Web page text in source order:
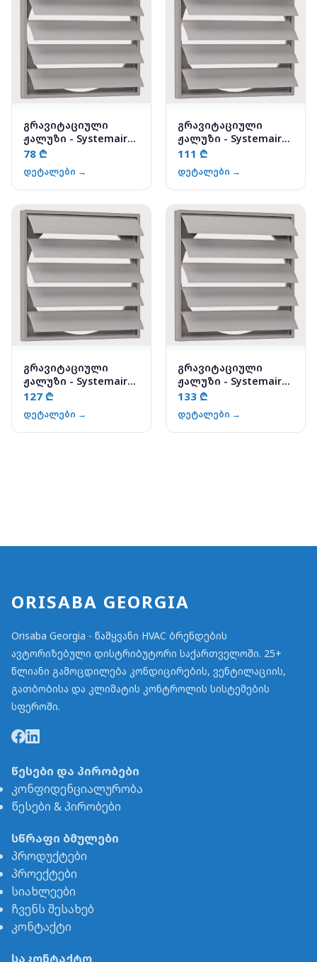
გრავიტაციული
ჟალუზი - Systemair
VK-15
78 ₾
დეტალები →
გრავიტაციული
ჟალუზი - Systemair
VK-30
111 ₾
დეტალები →
გრავიტაციული
ჟალუზი - Systemair
VK-35
127 ₾
დეტალები →
გრავიტაციული
ჟალუზი - Systemair
VK-40
133 ₾
დეტალები →
ORISABA GEORGIA
Orisaba Georgia - წამყვანი HVAC ბრენდების
ავტორიზებული დისტრიბუტორი საქართველოში. 25+
წლიანი გამოცდილება კონდიცირების, ვენტილაციის,
გათბობისა და კლიმატის კონტროლის სისტემების
სფეროში.
წესები და პირობები
კონფიდენციალურობა
წესები & პირობები
სწრაფი ბმულები
პროდუქტები
პროექტები
სიახლეები
ჩვენს შესახებ
კონტაქტი
საკონტაქტო